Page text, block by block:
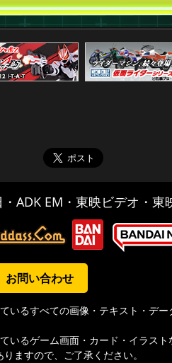
ADK EM・東映ビデオ・
お問い合わせ
いるすべての画像・テキスト・デ
いるゲーム画面・カード・イラス
ますので、ご了承ください。